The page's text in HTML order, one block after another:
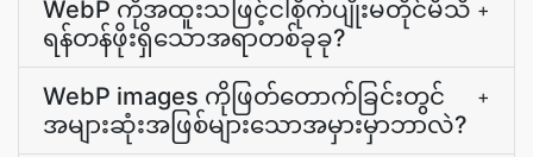
WebP ကိုအထူးသဖြင့်ငါစိုက်ပျိုးမတိုင်မီသိ
ရန်တန်ဖိုးရှိသောအရာတစ်ခုခု?
+
WebP images ကိုဖြတ်တောက်ခြင်းတွင်
အများဆုံးအဖြစ်များသောအမှားမှာဘာလဲ?
+